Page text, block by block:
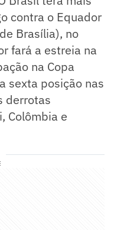
contra o Equador
Brasília), no
fará a estreia na
na Copa
sexta posição nas
derrotas
Colômbia e